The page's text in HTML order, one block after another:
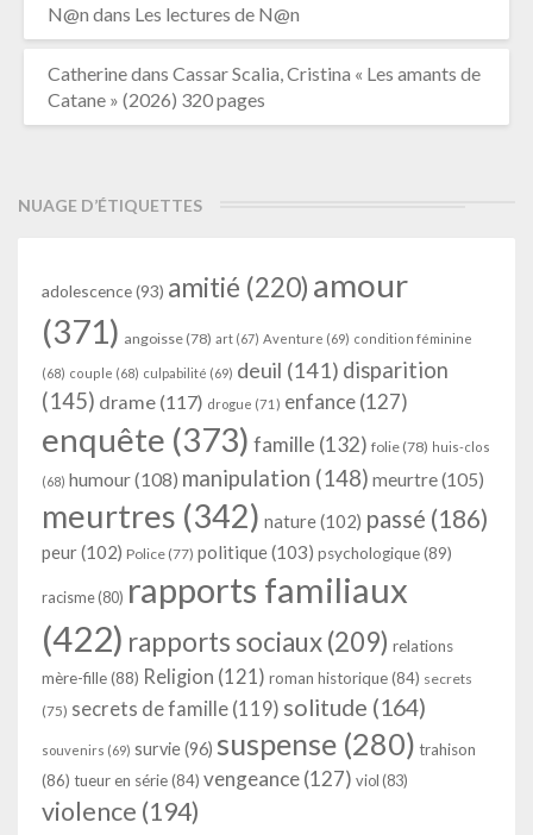
N@n dans Les lectures de N@n
Catherinedans Cassar Scalia, Cristina « Les amants de
Catane » (2026) 320 pages
NUAGE D’ÉTIQUETTES
adolescence(93) amitié (220) amour
(371) angoisse (78) art (67) Aventure (69) condition féminine
(68) couple (68) culpabilité (69) deuil (141) disparition
(145) drame (117) drogue (71) enfance(127)
enquête (373) famille (132) folie (78) huis-clos
(68) humour(108) manipulation (148) meurtre(105)
meurtres (342) nature(102) passé (186)
peur(102) Police (77) politique(103) psychologique(89)
racisme (80) rapports familiaux
(422) rapports sociaux(209) relations
mère-fille(88) Religion (121) roman historique(84) secrets
(75) secrets de famille (119) solitude (164)
souvenirs (69) survie(96) suspense (280) trahison
(86) tueur en série(84) vengeance(127) viol (83)
violence (194)